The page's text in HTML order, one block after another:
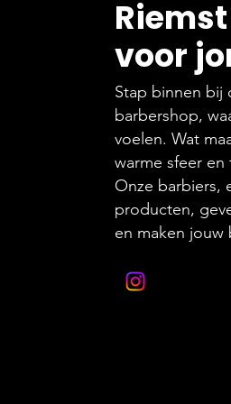
Riemst
voor
Stap binnen bij
barbershop,
voelen. Wat
warme sfeer
Onze barbiers,
producten,
en maken jouw